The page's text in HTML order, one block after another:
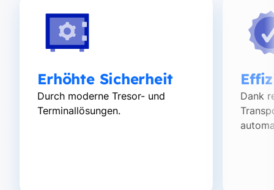
Erhöhte Sicherheit
Durch moderne Tresor- und
Terminallösungen.
Dank